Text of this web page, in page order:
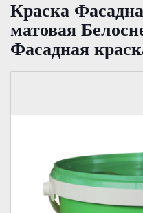
Краска
матовая
Фасадная